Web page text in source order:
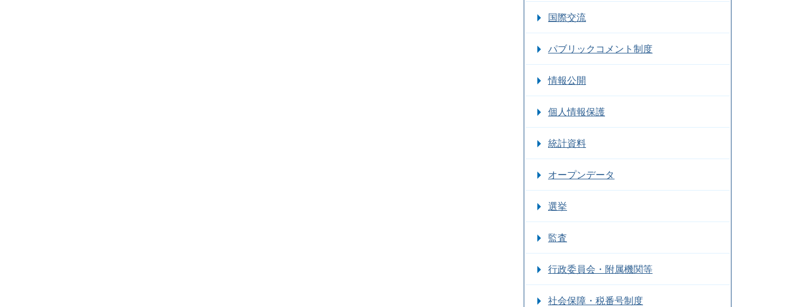
国際交流
パブリックコメント制度
情報公開
個人情報保護
統計資料
オープンデータ
選挙
監査
行政委員会・附属機関等
社会保障・税番号制度